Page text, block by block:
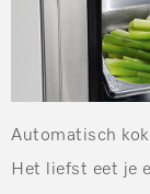
Automatisch
Het liefst eet je